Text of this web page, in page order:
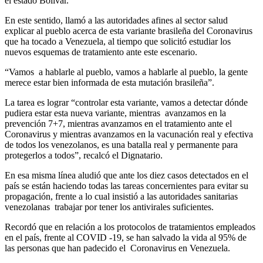
En este sentido, llamó a las autoridades afines al sector salud
explicar al pueblo acerca de esta variante brasileña del Coronavirus
que ha tocado a Venezuela, al tiempo que solicitó estudiar los
nuevos esquemas de tratamiento ante este escenario.
“Vamos a hablarle al pueblo, vamos a hablarle al pueblo, la gente
merece estar bien informada de esta mutación brasileña”.
La tarea es lograr “controlar esta variante, vamos a detectar dónde
pudiera estar esta nueva variante, mientras avanzamos en la
prevención 7+7, mientras avanzamos en el tratamiento ante el
Coronavirus y mientras avanzamos en la vacunación real y efectiva
de todos los venezolanos, es una batalla real y permanente para
protegerlos a todos”, recalcó el Dignatario.
En esa misma línea aludió que ante los diez casos detectados en el
país se están haciendo todas las tareas concernientes para evitar su
propagación, frente a lo cual insistió a las autoridades sanitarias
venezolanas trabajar por tener los antivirales suficientes.
Recordó que en relación a los protocolos de tratamientos empleados
en el país, frente al COVID -19, se han salvado la vida al 95% de
las personas que han padecido el Coronavirus en Venezuela.